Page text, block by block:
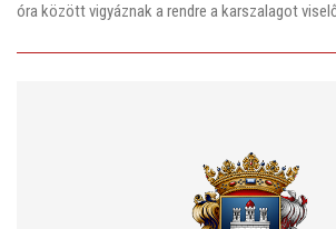
óra között vigyáznak a rendre a karszalagot